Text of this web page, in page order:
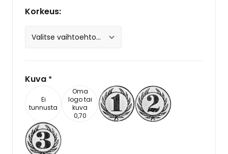
Korkeus:
Kuva *
Ei
tunnusta
Oma
logo tai
kuva
0,70